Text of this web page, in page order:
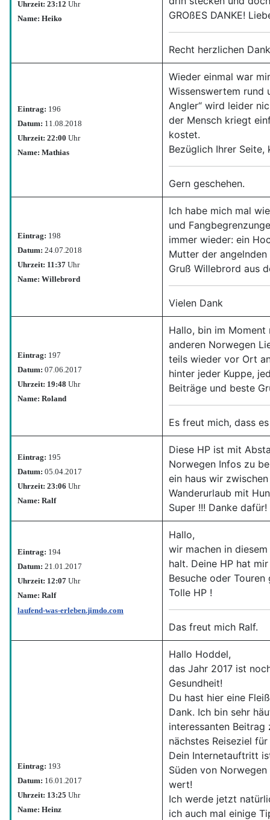
Uhrzeit: 23:12 Uhr
Name: Heiko
GROßES DANKE!
Recht herzlichen
Eintrag: 196
Datum: 11.08.2018
Uhrzeit: 22:00 Uhr
Name: Mathias
Wieder einmal war
Wissenswertem rund
Angler“ wird leider
der Mensch kriegt
kostet.
Bezüglich Ihrer Seite,
Gern geschehen.
Eintrag: 198
Datum: 24.07.2018
Uhrzeit: 11:37 Uhr
Name: Willebrord
Ich habe mich mal
und
immer wieder: ein
Mutter der angelnden
Gruß Willebrord aus
Vielen Dank
Eintrag: 197
Datum: 07.06.2017
Uhrzeit: 19:48 Uhr
Name: Roland
Hallo, bin im Moment
anderen Norwegen
teils wieder vor Ort
hinter jeder Kuppe,
Beiträge und beste
Es freut mich, dass
Eintrag: 195
Datum: 05.04.2017
Uhrzeit: 23:06 Uhr
Name: Ralf
Diese HP ist mit
Norwegen Infos zu
ein haus wir
Wanderurlaub mit
Super !!! Danke
Eintrag: 194
Datum: 21.01.2017
Uhrzeit: 12:07 Uhr
Name: Ralf
laufend-was-erleben.jimdo.com
Hallo,
wir machen in
halt. Deine HP hat
Besuche oder
Tolle HP !
Das freut mich Ralf.
Eintrag: 193
Datum: 16.01.2017
Uhrzeit: 13:25 Uhr
Name: Heinz
Hallo Hoddel,
das Jahr 2017 ist
Gesundheit!
Du hast hier eine
Dank. Ich bin sehr
interessanten Beitrag
nächstes Reiseziel
Dein Internetauftritt
Süden von
wert!
Ich werde jetzt
ich auch mal einige